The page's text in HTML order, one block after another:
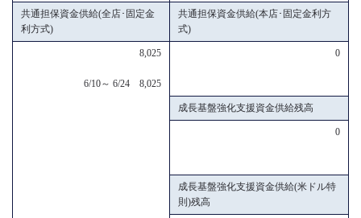
共通担保資金供給(全店･固定金
利方式)
共通担保資金供給(本店･固定金利方
式)
8,025
6/10～ 6/24 8,025
0
成長基盤強化支援資金供給残高
0
成長基盤強化支援資金供給(米ドル特
則)残高